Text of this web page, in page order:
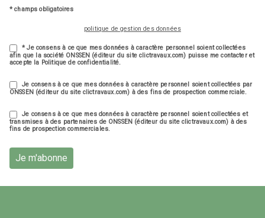
* champs obligatoires
politique de gestion des données
* Je consens à ce que mes données à caractère personnel soient collectées
afin que la société ONSSEN (éditeur du site clictravaux.com) puisse me contacter et
accepte la Politique de confidentialité.
Je consens à ce que mes données à caractère personnel soient collectées par
ONSSEN (éditeur du site clictravaux.com) à des fins de prospection commerciale.
Je consens à ce que mes données à caractère personnel soient collectées et
transmises à des partenaires de ONSSEN (éditeur du site clictravaux.com) à des
fins de prospection commerciales.
Je m'abonne